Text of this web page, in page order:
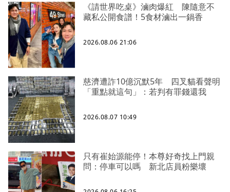
《請世界吃桌》滷肉爆紅 陳隨意不
藏私公開食譜！5食材滷出一鍋香
2026.08.06 21:06
慈濟遭詐10億沉默5年 四叉貓看聲明
「重點就這句」：若判有罪錢還我
2026.08.07 10:49
只有崔始源能停！本尊好奇找上門親
問：停車可以嗎 新北店員粉樂壞